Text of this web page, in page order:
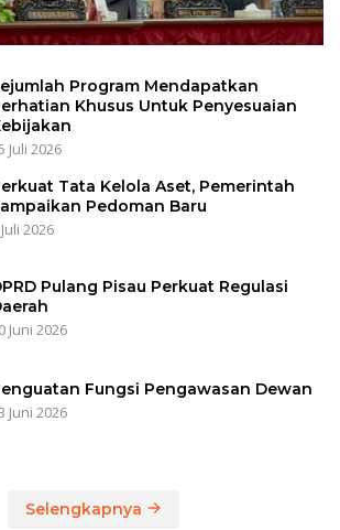
Program Mendapatkan
Khusus Untuk Penyesuaian
Juli 2026
Tata Kelola Aset, Pemerintah
Pedoman Baru
2026
Pulang Pisau Perkuat Regulasi
Juni 2026
Fungsi Pengawasan Dewan
Juni 2026
Selengkapnya